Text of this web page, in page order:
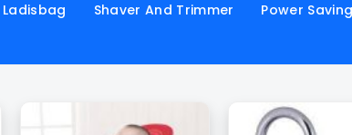
Ladisbag Shaver And Trimmer Power Saving